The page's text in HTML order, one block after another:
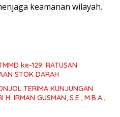
keamanan wilayah.
ke-129: RATUSAN
PENDONOR PENUHI KEBUTUHAAN STOK DARAH
TERIMA KUNJUNGAN
H. IRMAN GUSMAN, S.E., M.B.A.,